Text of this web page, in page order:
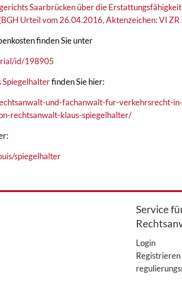
Saarbrücken über die
Urteil vom 26.04.2016, Aktenzeichen: VI
finden Sie unter
id/198905
Spiegelhalterfinden Sie hier:
und-fachanwalt-fur-verkehrsrecht-
rechtsanwalt-klaus-spiegelhalter/
spiegelhalter
Service
Login
Registrieren